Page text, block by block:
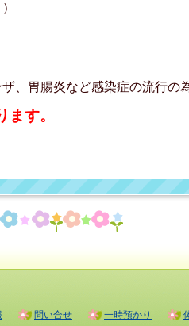
、胃腸炎など感染症の流行の
す。
問い合せ 一時預かり